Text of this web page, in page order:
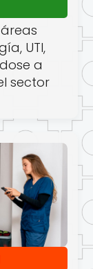
UTI,
a
sector